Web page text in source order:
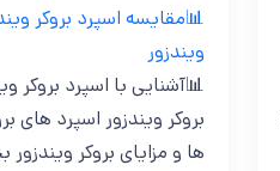
📊مقایسه اسپرد بروکر
ویندزور
📊آشنایی با اسپرد بروکر
بروکر ویندزور اسپرد های
ها و مزایای بروکر